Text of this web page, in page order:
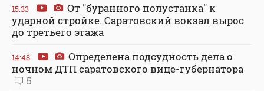
15:33
От "буранного полустанка" к
ударной стройке. Саратовский вокзал вырос
до третьего этажа
14:48
Определена подсудность дела о
ночном ДТП саратовского вице-губернатора
5